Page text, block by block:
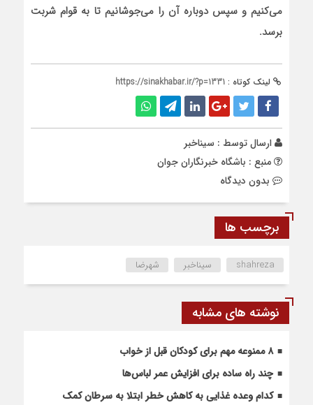
می‌کنیم و سپس دوباره آن را می‌جوشانیم تا به قوام شربت
برسد.
لینک کوتاه : https://sinakhabar.ir/?p=1331
ارسال توسط : سیناخبر
منبع : باشگاه خبرنگاران جوان
بدون دیدگاه
برچسب ها
shahreza سیناخبر شهرضا
نوشته های مشابه
۸ ممنوعه مهم برای کودکان قبل از خواب
چند راه ساده برای افزایش عمر لباس‌ها
کدام وعده غذایی به کاهش خطر ابتلا به سرطان کمک